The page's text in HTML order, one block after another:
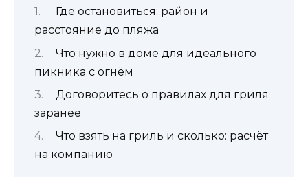
Где остановиться: район и
расстояние до пляжа
Что нужно в доме для идеального
пикника с огнём
Договоритесь о правилах для гриля
заранее
Что взять на гриль и сколько: расчёт
на компанию